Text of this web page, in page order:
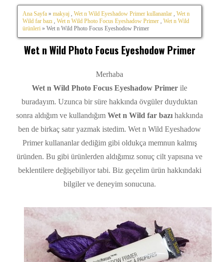
Ana Sayfa » makyaj Wet n Wild Eyeshadow Primer kullananlar
Wet n
Wild far bazı
Wet n Wild Photo Focus Eyeshadow Primer
Wet n Wild
ürünleri » Wet n Wild Photo Focus Eyeshodow Primer
Wet n Wild Photo Focus Eyeshodow Primer
Merhaba
Wet n Wild Photo Focus Eyeshadow Primer ile
buradayım. Uzunca bir süre hakkında övgüler duyduktan
sonra aldığım ve kullandığım Wet n Wild far bazı hakkında
ben de birkaç satır yazmak istedim. Wet n Wild Eyeshadow
Primer kullananlar dediğim gibi oldukça memnun kalmış
üründen. Bu gibi ürünlerden aldığımız sonuç cilt yapısına ve
beklentilere değişebiliyor tabi. Biz geçelim ürün hakkındaki
bilgiler ve deneyim sonucuna.